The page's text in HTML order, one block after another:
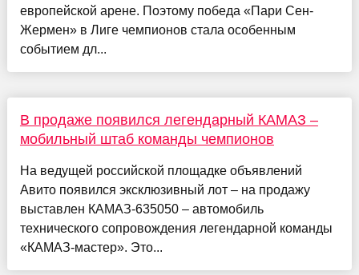
европейской арене. Поэтому победа «Пари Сен-
Жермен» в Лиге чемпионов стала особенным
событием дл...
В продаже появился легендарный КАМАЗ –
мобильный штаб команды чемпионов
На ведущей российской площадке объявлений
Авито появился эксклюзивный лот – на продажу
выставлен КАМАЗ-635050 – автомобиль
технического сопровождения легендарной команды
«КАМАЗ-мастер». Это...